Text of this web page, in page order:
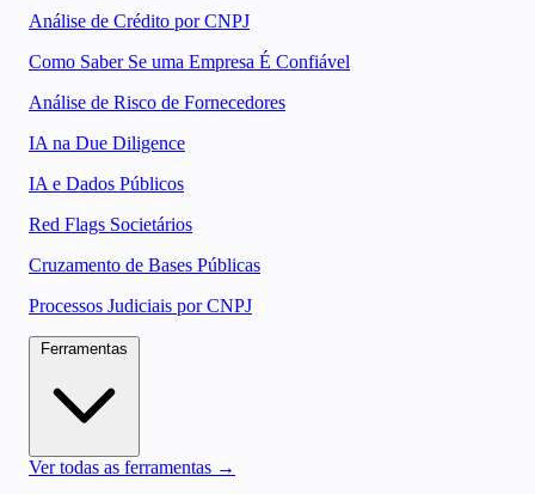
Análise de Crédito por CNPJ
Como Saber Se uma Empresa É Confiável
Análise de Risco de Fornecedores
IA na Due Diligence
IA e Dados Públicos
Red Flags Societários
Cruzamento de Bases Públicas
Processos Judiciais por CNPJ
Ver todas as ferramentas →